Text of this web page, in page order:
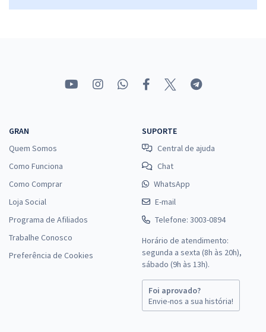
GRAN
Quem Somos
Como Funciona
Como Comprar
Loja Social
Programa de Afiliados
Trabalhe Conosco
Preferência de Cookies
SUPORTE
Central de ajuda
Chat
WhatsApp
E-mail
Telefone: 3003-0894
Horário de atendimento:
segunda a sexta (8h às 20h),
sábado (9h às 13h).
Foi aprovado?
Envie-nos a sua história!